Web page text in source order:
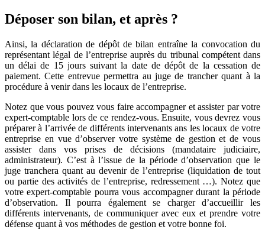
Déposer son bilan, et après ?
Ainsi, la déclaration de dépôt de bilan entraîne la convocation du
représentant légal de l’entreprise auprès du tribunal compétent dans
un délai de 15 jours suivant la date de dépôt de la cessation de
paiement. Cette entrevue permettra au juge de trancher quant à la
procédure à venir dans les locaux de l’entreprise.
Notez que vous pouvez vous faire accompagner et assister par votre
expert-comptable lors de ce rendez-vous. Ensuite, vous devrez vous
préparer à l’arrivée de différents intervenants ans les locaux de votre
entreprise en vue d’observer votre système de gestion et de vous
assister dans vos prises de décisions (mandataire judiciaire,
administrateur). C’est à l’issue de la période d’observation que le
juge tranchera quant au devenir de l’entreprise (liquidation de tout
ou partie des activités de l’entreprise, redressement …). Notez que
votre expert-comptable pourra vous accompagner durant la période
d’observation. Il pourra également se charger d’accueillir les
différents intervenants, de communiquer avec eux et prendre votre
défense quant à vos méthodes de gestion et votre bonne foi.